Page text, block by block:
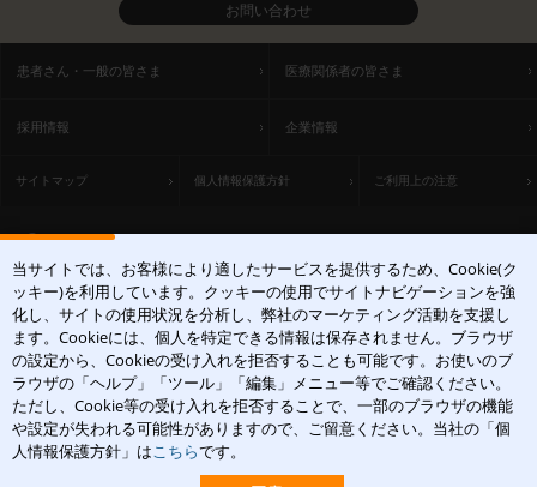
当サイトでは、お客様により適したサービスを提供するため、Cookie(ク
ッキー)を利用しています。クッキーの使用でサイトナビゲーションを強
化し、サイトの使用状況を分析し、弊社のマーケティング活動を支援し
ます。Cookieには、個人を特定できる情報は保存されません。ブラウザ
の設定から、Cookieの受け入れを拒否することも可能です。お使いのブ
ラウザの「ヘルプ」「ツール」「編集」メニュー等でご確認ください。
ただし、Cookie等の受け入れを拒否することで、一部のブラウザの機能
や設定が失われる可能性がありますので、ご留意ください。当社の「個
人情報保護方針」はこちらです。
お問い合わせ
患者さん・一般の皆さま 医療関係者の皆さま
採用情報 企業情報
サイトマップ 個人情報保護方針 ご利用上の注意
ACCESS
〒531-0071 大阪府大阪市北区中津1丁目5-22
[アクセスマップ]
皮膚科学領域での卓越した貢献を